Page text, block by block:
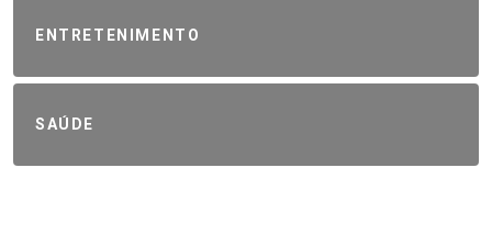
ENTRETENIMENTO
SAÚDE